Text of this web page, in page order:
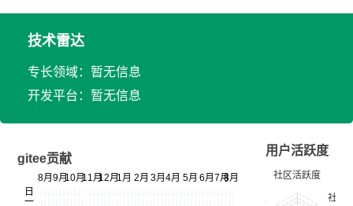
技术雷达
专长领域：暂无信息
开发平台：暂无信息
gitee贡献
用户活跃度